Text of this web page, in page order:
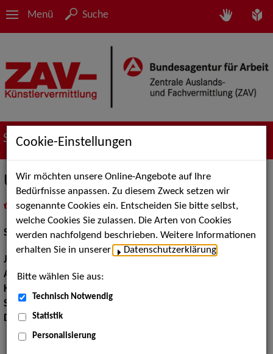
Menü Suche
Suche nach Künstler*innen
Ulrike Lodwig
als PDF speichern
inMeine Merklistelegen
Schauspiel:Film und TV, Bühne
Jahrgang:
Augenfarbe:grün-braun
Körpergröße:
Sprachen:
Englisch, Italienisch
Dialekte:Ruhrdeutsch, Berlinerisch, Hamburgisch, Kölsch
Cookie-Einstellungen
Wir möchten unsere Online-Angebote auf Ihre
Bedürfnisse anpassen. Zu diesem Zweck setzen wir
sogenannte Cookies ein. Entscheiden Sie bitte selbst,
welche Cookies Sie zulassen. Die Arten von Cookies
werden nachfolgend beschrieben. Weitere Informationen
erhalten Sie in unserer
Datenschutzerklärung
Bitte wählen Sie aus:
Technisch Notwendig
Statistik
Personalisierung